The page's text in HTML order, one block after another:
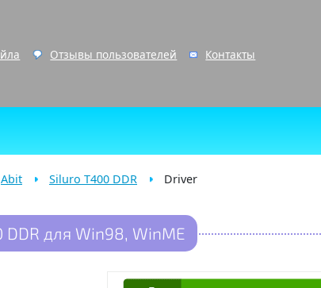
Отзывы пользователей Контакты
Abit Siluro T400 DDR Driver
для Win98, WinME